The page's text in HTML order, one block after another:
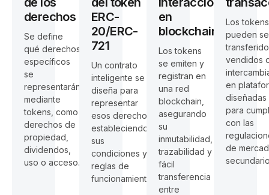
derechos
Se define
qué derechos
específicos
se
representarán
mediante
tokens, como
derechos de
propiedad,
dividendos,
uso o acceso.
ERC-
20/ERC-
721
Un contrato
inteligente se
diseña para
representar
esos derechos,
estableciendo
sus
condiciones y
reglas de
funcionamiento.
en
blockchain
Los tokens
se emiten y
registran en
una red
blockchain,
asegurando
su
inmutabilidad,
trazabilidad y
fácil
transferencia
entre
Los tokens
pueden
vendidos
en
diseñadas
para
con las
de